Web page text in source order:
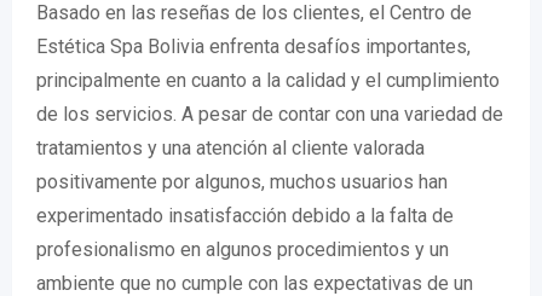
Basado en las reseñas de los clientes, el Centro de
Estética Spa Bolivia enfrenta desafíos importantes,
principalmente en cuanto a la calidad y el cumplimiento
de los servicios. A pesar de contar con una variedad de
tratamientos y una atención al cliente valorada
positivamente por algunos, muchos usuarios han
experimentado insatisfacción debido a la falta de
profesionalismo en algunos procedimientos y un
ambiente que no cumple con las expectativas de un